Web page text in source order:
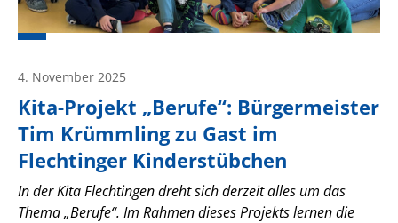
Kita-Projekt „Berufe“: Bürgermeister
Tim Krümmling zu Gast im
Flechtinger Kinderstübchen
4. November 2025
In der Kita Flechtingen dreht sich derzeit alles um das
Thema „Berufe“. Im Rahmen dieses Projekts lernen die